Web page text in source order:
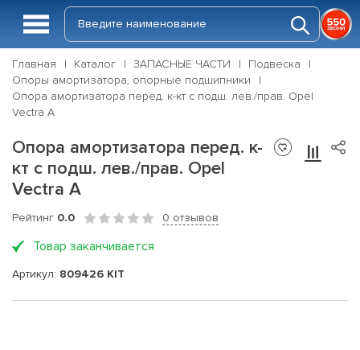
Главная Каталог ЗАПАСНЫЕ ЧАСТИ
Подвеска
Опоры амортизатора, опорные подшипники
Опора амортизатора перед. к-кт с подш. лев./прав. Opel
Vectra A
Опора амортизатора перед. к-
кт с подш. лев./прав. Opel
Vectra A
Рейтинг 0.0 0 отзывов
Товар заканчивается
Артикул: 809426 KIT